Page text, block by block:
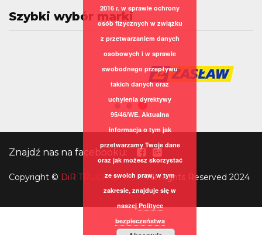
Szybki wybór marki
Znajdź nas na facebooku:
Copyright © DiR TRUCK sp. z o.o.All Rights Reserved 2024
2016 r. w sprawie ochrony
osób fizycznych w związku
z przetwarzaniem danych
osobowych i w sprawie
swobodnego przepływu
takich danych oraz
uchylenia dyrektywy
95/46/WE. Aktualna
informacja o tym jak
przetwarzamy Twoje dane
oraz jak możesz skorzystać
ze swoich praw, w tym
zakresie, znajduje się w
naszejPolityce
bezpieczeństwa